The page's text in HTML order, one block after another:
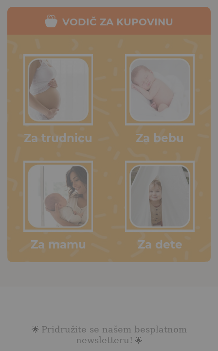
VODIČ ZA KUPOVINU
Za trudnicu Za bebu
Za mamu Za dete
🌟 Pridružite se našem besplatnom
newsletteru! 🌟